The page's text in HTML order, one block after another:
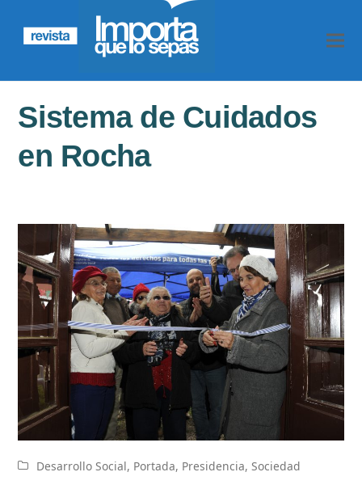
Sistema de Cuidados
en Rocha
Desarrollo Social, Portada, Presidencia, Sociedad